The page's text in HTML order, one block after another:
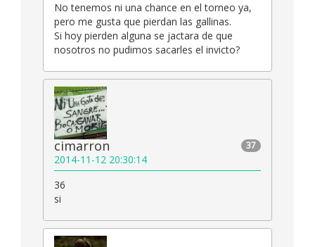
No tenemos ni una chance en el torneo ya,
pero me gusta que pierdan las gallinas.
Si hoy pierden alguna se jactara de que
nosotros no pudimos sacarles el invicto?
37
cimarron
2014-11-12 20:30:14
36
si